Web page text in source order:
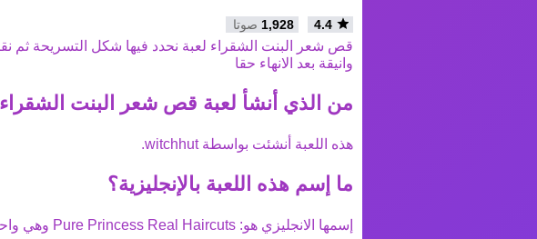
1,928 صوتا
قص شعر البنت الشقراء لعبة نحدد فيها شكل التسريحة ثم
وانيقة بعد الانهاء حقا
من الذي أنشأ لعبة قص شعر البنت الشقراء
هذه اللعبة أنشئت بواسطةwitchhut
.
ما إسم هذه اللعبة بالإنجليزية؟
إسمها الانجليزي هو: Pure Princess Real Haircuts وهي